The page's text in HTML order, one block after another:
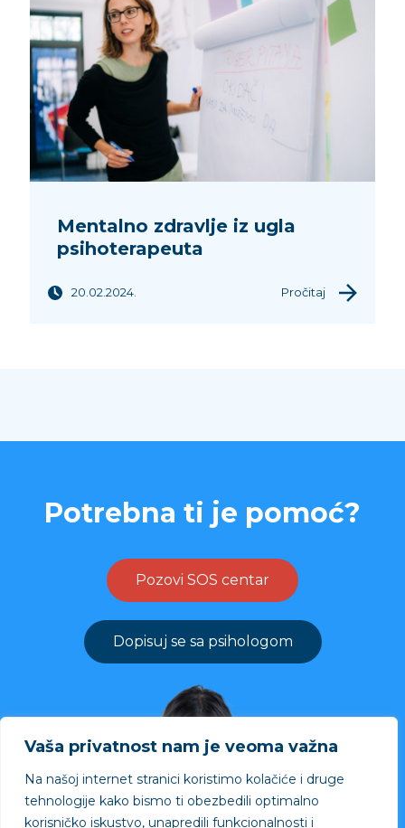
Vaša privatnost nam je veoma važna
Na našoj internet stranici koristimo kolačiće i druge
tehnologije kako bismo ti obezbedili optimalno
korisničko iskustvo, unapredili funkcionalnosti i
Mentalno zdravlje iz ugla
psihoterapeuta
20.02.2024. Pročitaj
Potrebna ti je pomoć?
Pozovi SOS centar
Dopisuj se sa psihologom